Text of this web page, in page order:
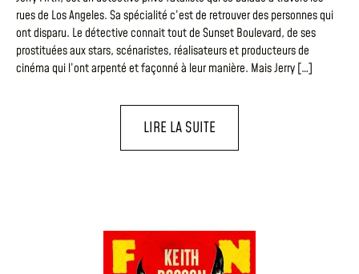
rues de Los Angeles. Sa spécialité c’est de retrouver des personnes qui
ont disparu. Le détective connait tout de Sunset Boulevard, de ses
prostituées aux stars, scénaristes, réalisateurs et producteurs de
cinéma qui l’ont arpenté et façonné à leur manière. Mais Jerry […]
LIRE LA SUITE